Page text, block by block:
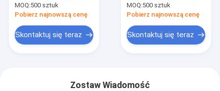
dziewczynek Tanie
pudełko do
MOQ:500 sztuk
Pobierz najnowszą cenę
Skontaktuj się teraz
luksusowe
kartonowe pudełka
opakowania biżuteria
Walentynki Rose
MOQ:500 sztuk
Pobierz najnowszą cenę
Skontaktuj się teraz
Zostaw Wiadomość